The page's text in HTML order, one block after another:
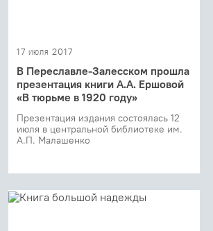
17 июля 2017
В Переславле-Залесском прошла
презентация книги А.А. Ершовой
«В тюрьме в 1920 году»
Презентация издания состоялась 12
июля в центральной библиотеке им.
А.П. Малашенко